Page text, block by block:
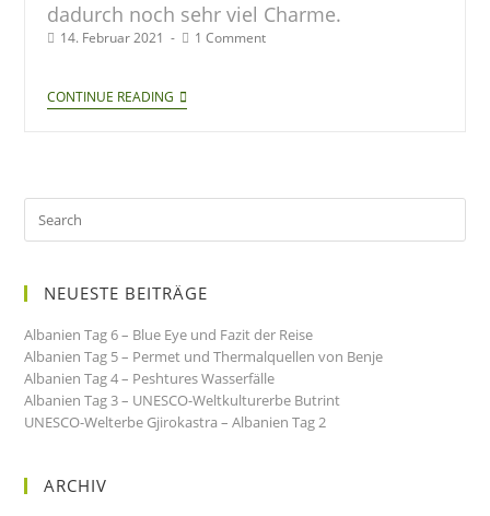
dadurch noch sehr viel Charme.
14. Februar 2021 1 Comment
CONTINUE READING
NEUESTE BEITRÄGE
Albanien Tag 6 – Blue Eye und Fazit der Reise
Albanien Tag 5 – Permet und Thermalquellen von Benje
Albanien Tag 4 – Peshtures Wasserfälle
Albanien Tag 3 – UNESCO-Weltkulturerbe Butrint
UNESCO-Welterbe Gjirokastra – Albanien Tag 2
ARCHIV